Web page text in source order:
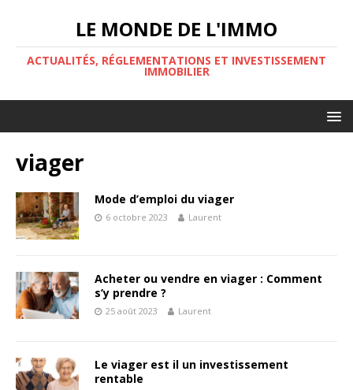
LE MONDE DE L'IMMO
ACTUALITÉS, RÉGLEMENTATIONS ET INVESTISSEMENT
IMMOBILIER
viager
Mode d’emploi du viager
6 octobre 2023 Laurent
Acheter ou vendre en viager : Comment
s’y prendre ?
25 août 2023 Laurent
Le viager est il un investissement
rentable